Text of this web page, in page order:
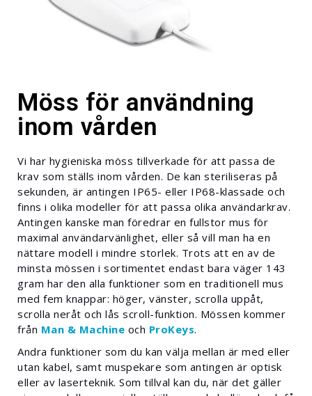
Möss för användning
inom vården
Vi har hygieniska möss tillverkade för att passa de
krav som ställs inom vården. De kan steriliseras på
sekunden, är antingen IP65- eller IP68-klassade och
finns i olika modeller för att passa olika användarkrav.
Antingen kanske man föredrar en fullstor mus för
maximal användarvänlighet, eller så vill man ha en
nättare modell i mindre storlek. Trots att en av de
minsta mössen i sortimentet endast bara väger 143
gram har den alla funktioner som en traditionell mus
med fem knappar: höger, vänster, scrolla uppåt,
scrolla neråt och lås scroll-funktion. Mössen kommer
från Man & Machine och ProKeys.
Andra funktioner som du kan välja mellan är med eller
utan kabel, samt muspekare som antingen är optisk
eller av laserteknik. Som tillval kan du, när det gäller